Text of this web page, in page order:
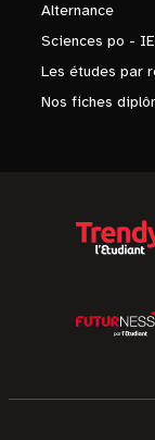
Alternance
Sciences po -
Les études par
Nos fiches